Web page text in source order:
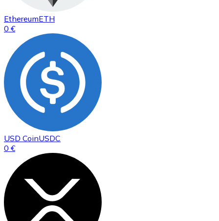
EthereumETH
0 €
USD CoinUSDC
0 €